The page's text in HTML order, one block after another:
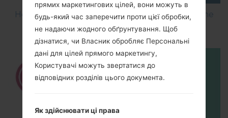
How to Flash Stock Firmware on LG Smartphone
using LG UP?
прямих маркетингових цілей, вони можуть в
будь-який час заперечити проти цієї обробки,
не надаючи жодного обґрунтування. Щоб
дізнатися, чи Власник обробляє Персональні
дані для цілей прямого маркетингу,
Користувачі можуть звертатися до
відповідних розділів цього документа.
Як здійснювати ці права